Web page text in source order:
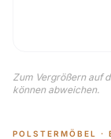
Zum Vergrößern auf
können abweichen.
POLSTERMÖBEL ·